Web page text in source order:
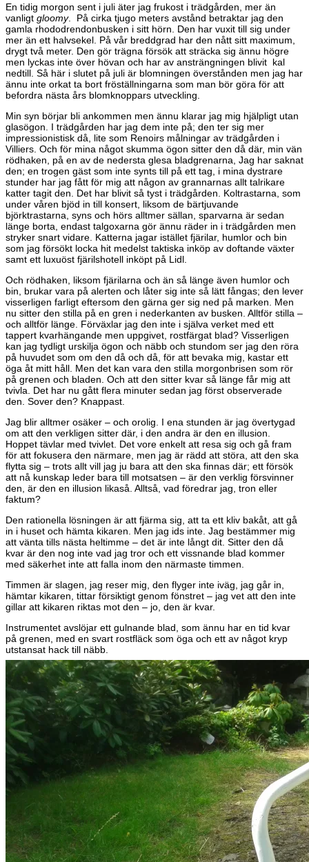
En tidig morgon sent i juli äter jag frukost i trädgården, mer än
vanligt gloomy. På cirka tjugo meters avstånd betraktar jag den
gamla rhododrendonbusken i sitt hörn. Den har vuxit till sig under
mer än ett halvsekel. På vår breddgrad har den nått sitt maximum,
drygt två meter. Den gör trägna försök att sträcka sig ännu högre
men lyckas inte över hövan och har av ansträngningen blivit kal
nedtill. Så här i slutet på juli är blomningen överstånden men jag har
ännu inte orkat ta bort fröställningarna som man bör göra för att
befordra nästa års blomknoppars utveckling.
Min syn börjar bli ankommen men ännu klarar jag mig hjälpligt utan
glasögon. I trädgården har jag dem inte på; den ter sig mer
impressionistisk då, lite som Renoirs målningar av trädgården i
Villiers. Och för mina något skumma ögon sitter den då där, min vän
rödhaken, på en av de nedersta glesa bladgrenarna, Jag har saknat
den; en trogen gäst som inte synts till på ett tag, i mina dystrare
stunder har jag fått för mig att någon av grannarnas allt talrikare
katter tagit den. Det har blivit så tyst i trädgården. Koltrastarna, som
under våren bjöd in till konsert, liksom de bärtjuvande
björktrastarna, syns och hörs alltmer sällan, sparvarna är sedan
länge borta, endast talgoxarna gör ännu räder in i trädgården men
stryker snart vidare. Katterna jagar istället fjärilar, humlor och bin
som jag försökt locka hit medelst taktiska inköp av doftande växter
samt ett luxuöst fjärilshotell inköpt på Lidl.
Och rödhaken, liksom fjärilarna och än så länge även humlor och
bin, brukar vara på alerten och låter sig inte så lätt fångas; den lever
visserligen farligt eftersom den gärna ger sig ned på marken. Men
nu sitter den stilla på en gren i nederkanten av busken. Alltför stilla –
och alltför länge. Förväxlar jag den inte i själva verket med ett
tappert kvarhängande men uppgivet, rostfärgat blad? Visserligen
kan jag tydligt urskilja ögon och näbb och stundom ser jag den röra
på huvudet som om den då och då, för att bevaka mig, kastar ett
öga åt mitt håll. Men det kan vara den stilla morgonbrisen som rör
på grenen och bladen. Och att den sitter kvar så länge får mig att
tvivla. Det har nu gått flera minuter sedan jag först observerade
den. Sover den? Knappast.
Jag blir alltmer osäker – och orolig. I ena stunden är jag övertygad
om att den verkligen sitter där, i den andra är den en illusion.
Hoppet tävlar med tvivlet. Det vore enkelt att resa sig och gå fram
för att fokusera den närmare, men jag är rädd att störa, att den ska
flytta sig – trots allt vill jag ju bara att den ska finnas där; ett försök
att nå kunskap leder bara till motsatsen – är den verklig försvinner
den, är den en illusion likaså. Alltså, vad föredrar jag, tron eller
faktum?
Den rationella lösningen är att fjärma sig, att ta ett kliv bakåt, att gå
in i huset och hämta kikaren. Men jag ids inte. Jag bestämmer mig
att vänta tills nästa heltimme – det är inte långt dit. Sitter den då
kvar är den nog inte vad jag tror och ett vissnande blad kommer
med säkerhet inte att falla inom den närmaste timmen.
Timmen är slagen, jag reser mig, den flyger inte iväg, jag går in,
hämtar kikaren, tittar försiktigt genom fönstret – jag vet att den inte
gillar att kikaren riktas mot den – jo, den är kvar.
Instrumentet avslöjar ett gulnande blad, som ännu har en tid kvar
på grenen, med en svart rostfläck som öga och ett av något kryp
utstansat hack till näbb.